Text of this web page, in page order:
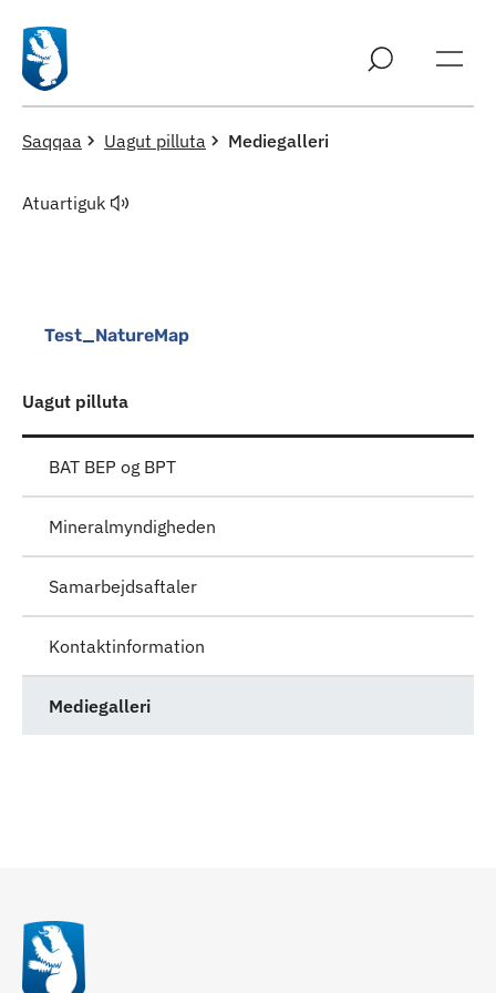
Saqqaa Uagut pilluta Mediegalleri
Atuartiguk
Test_NatureMap
Uagut pilluta
BAT BEP og BPT
Mineralmyndigheden
Samarbejdsaftaler
Kontaktinformation
Mediegalleri